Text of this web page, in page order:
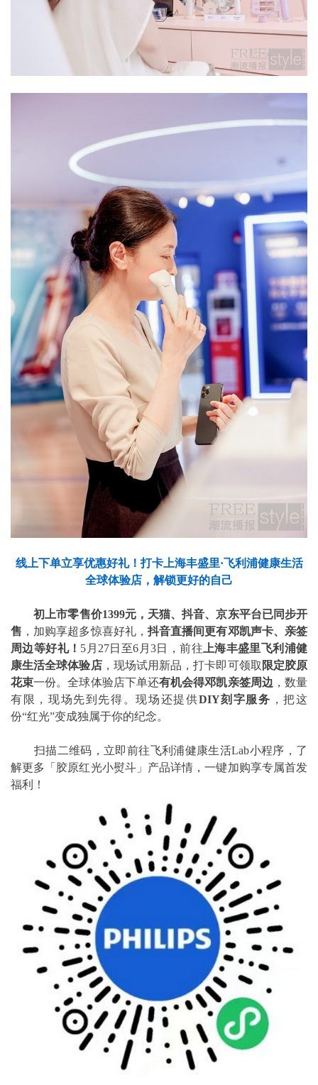
线上下单立享优惠好礼！打卡上海丰盛里·飞利浦健康生活
全球体验店，解锁更好的自己
初上市零售价1399元，天猫、抖音、京东平台已同步开
售 ，加购享超多惊喜好礼， 抖音直播间更有邓凯声卡、亲签
周边等好礼！ 5月27日至6月3日，前往 上海丰盛里飞利浦健
康生活全球体验店，现场试用新品，打卡即可领取 限定胶原
花束一份。全球体验店下单还有机会得邓凯亲签周边 ，数量
有限，现场先到先得。现场还提供DIY刻字服务 ，把这
份“红光”变成独属于你的纪念。
扫描二维码，立即前往飞利浦健康生活Lab小程序，了
解更多「胶原红光小熨斗」产品详情，一键加购享专属首发
福利！